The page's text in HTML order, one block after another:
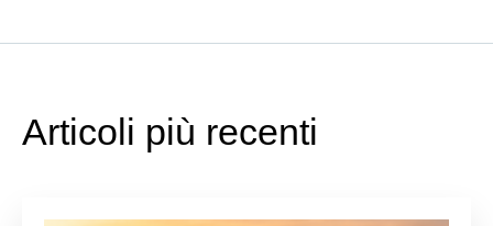
Articoli più recenti